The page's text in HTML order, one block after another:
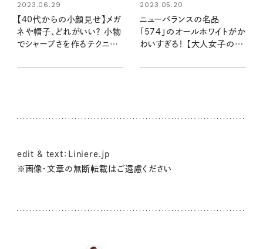
2023.06.29
【40代からの小顔見せ】メガ
ネや帽子、どれがいい？ 小物
でシャープさを作るテクニッ
2023.05.20
ニューバランスの名品
「574」のオールホワイトがか
わいすぎる！ 【大人女子のス
edit & text：Liniere.jp
※画像・文章の無断転載はご遠慮ください